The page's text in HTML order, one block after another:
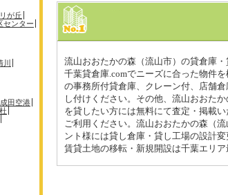
が丘
センター
川
成田空港
流山おおたかの森（流山市）の貸倉庫
千葉貸倉庫.comでニーズに合った物件
の事務所付貸倉庫、クレーン付、店舗
し付けください。その他、流山おおた
を貸したい方には無料にて査定・掲載
ご利用ください。流山おおたかの森（
ント様には貸し倉庫・貸し工場の設計
賃貸土地の移転・新規開設は千葉エリ